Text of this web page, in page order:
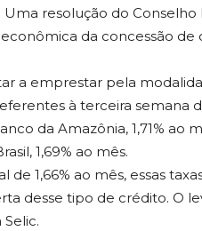
resolução do
da concessão de
a emprestar pela
à terceira semana
da Amazônia, 1,71% ao
1,69% ao mês.
1,66% ao mês, essas
desse tipo de crédito. O